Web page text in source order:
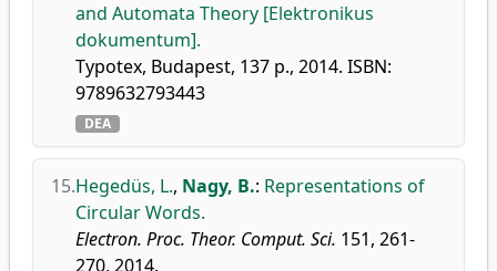
and Automata Theory [Elektronikus
dokumentum].
Typotex, Budapest, 137 p., 2014. ISBN:
9789632793443
DEA
15.Hegedüs, L., Nagy, B.: Representations of
Circular Words.
Electron. Proc. Theor. Comput. Sci. 151, 261-
270, 2014.